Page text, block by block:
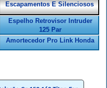
Escapamentos E Silenciosos
Espelho Retrovisor Intruder
125 Par
Amortecedor Pro Link Honda